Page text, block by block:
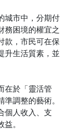
城市中，分期付
務困境的權宜之
款，市民可在保
升生活質素，並
在於「靈活管
調整的藝術。
個人收入、支
。